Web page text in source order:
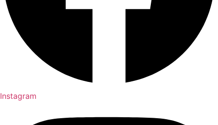
Instagram